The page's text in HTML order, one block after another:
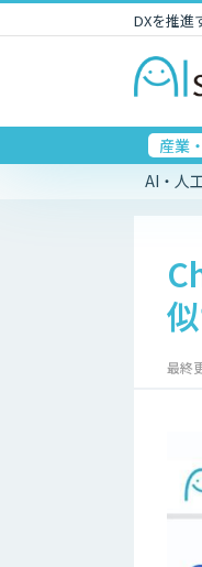
DXを推進
産業
AI・人
最終